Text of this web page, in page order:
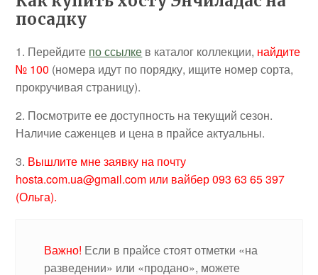
посадку
1. Перейдите по ссылке в каталог коллекции, найдите
№ 100 (номера идут по порядку, ищите номер сорта,
прокручивая страницу).
2. Посмотрите ее доступность на текущий сезон.
Наличие саженцев и цена в прайсе актуальны.
3. Вышлите мне заявку на почту
hosta.com.ua@gmail.com или вайбер 093 63 65 397
(Ольга).
Важно! Если в прайсе стоят отметки «на
разведении» или «продано», можете